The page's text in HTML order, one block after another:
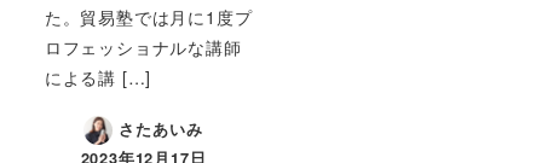
た。貿易塾では月に1度プ
ロフェッショナルな講師
による講 […]
さたあいみ
2023年12月17日